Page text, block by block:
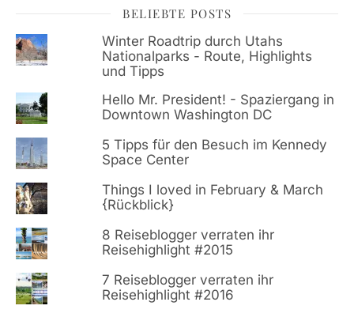
BELIEBTE POSTS
Winter Roadtrip durch Utahs
Nationalparks - Route, Highlights
und Tipps
Hello Mr. President! - Spaziergang in
Downtown Washington DC
5 Tipps für den Besuch im Kennedy
Space Center
Things I loved in February & March
{Rückblick}
8 Reiseblogger verraten ihr
Reisehighlight #2015
7 Reiseblogger verraten ihr
Reisehighlight #2016